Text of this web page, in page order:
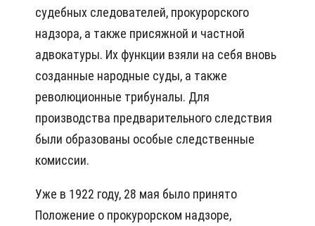
судебных следователей, прокурорского
надзора, а также присяжной и частной
адвокатуры. Их функции взяли на себя вновь
созданные народные суды, а также
революционные трибуналы. Для
производства предварительного следствия
были образованы особые следственные
комиссии.
Уже в 1922 году, 28 мая было принято
Положение о прокурорском надзоре,